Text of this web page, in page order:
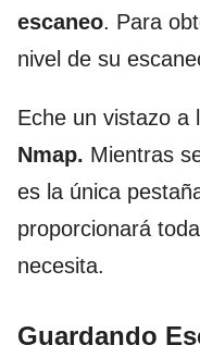
escaneo. Para
nivel de su
Eche un vistazo a
Nmap. Mientras
es la única
proporcionará
necesita.
Guardando